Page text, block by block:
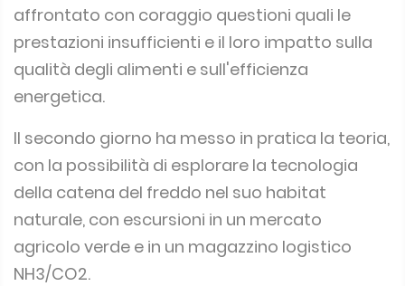
affrontato con coraggio questioni quali le
prestazioni insufficienti e il loro impatto sulla
qualità degli alimenti e sull'efficienza
energetica.
Il secondo giorno ha messo in pratica la teoria,
con la possibilità di esplorare la tecnologia
della catena del freddo nel suo habitat
naturale, con escursioni in un mercato
agricolo verde e in un magazzino logistico
NH3/CO2.